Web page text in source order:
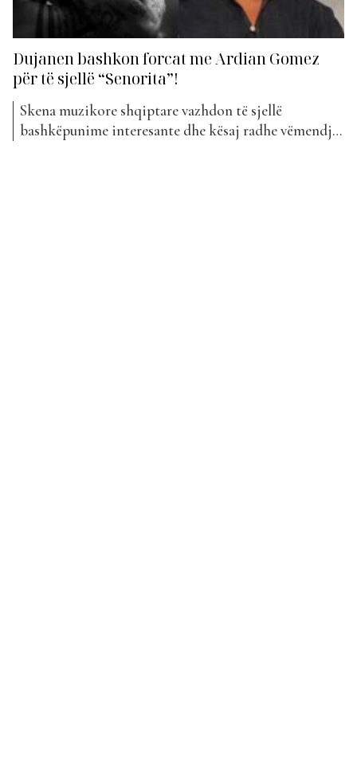
Dujanen bashkon forcat me Ardian Gomez
për të sjellë “Senorita”!
Skena muzikore shqiptare vazhdon të sjellë
bashkëpunime interesante dhe kësaj radhe vëmendja